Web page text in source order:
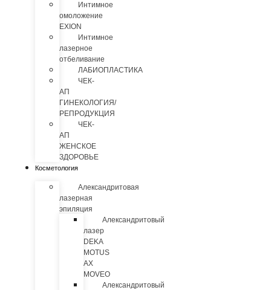
Интимное
омоложение
EXION
Интимное
лазерное
отбеливание
ЛАБИОПЛАСТИКА
ЧЕК-
АП
ГИНЕКОЛОГИЯ/
РЕПРОДУКЦИЯ
ЧЕК-
АП
ЖЕНСКОЕ
ЗДОРОВЬЕ
Косметология
Александритовая
лазерная
эпиляция
Александритовый
лазер
DEKA
MOTUS
AX
MOVEO
Александритовый